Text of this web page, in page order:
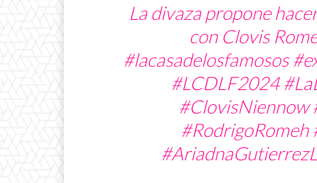
La divaza propone
con Clovis
#lacasadelosfamosos
#LCDLF2024
#ClovisNiennow
#RodrigoRomeh